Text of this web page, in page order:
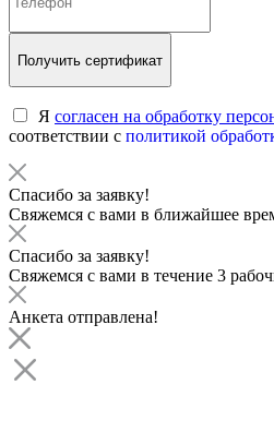
Получить сертификат
Я согласен на обработку
соответствии с политикой
Спасибо за заявку!
Свяжемся с вами в ближайшее
Спасибо за заявку!
Свяжемся с вами в течение 3
Анкета отправлена!